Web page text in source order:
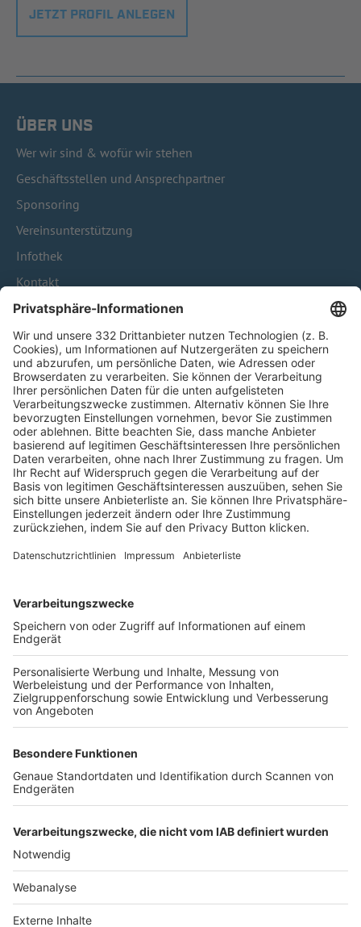
JETZT PROFIL ANLEGEN
ÜBER UNS
Wer wir sind & wofür wir stehen
Geschäftsstellen und Ansprechpartner
Sponsoring
Vereinsunterstützung
Infothek
Kontakt
HÄUFIG BESUCHTE SEITEN
Pässe und Vereinswechsel
Trainerausbildung
Schulungsangebot Vereinsmitarbeiter
BFV-Geschäftsstellen
Trainerbörse
Login SpielPlus
FOLGE DEM BFV
TOP-VEREINE
TOP-PARTNER
Nutzungsbedingungen Datenschutz Impressum